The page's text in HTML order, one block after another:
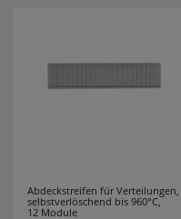
Abdeckstreifen für Verteilungen,
selbstverlöschend bis 960°C,
12 Module